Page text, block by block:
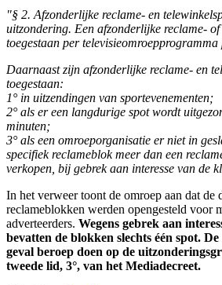
"§ 2. Afzonderlijke reclame- en
uitzondering. Een afzonderlijke reclame-
toegestaan per televisieomroepprogramma
Daarnaast zijn afzonderlijke reclame- en
toegestaan:
1° in uitzendingen van sportevenementen;
2° als er een langdurige spot wordt
minuten;
3° als een omroeporganisatie er niet in
specifiek reclameblok meer dan een
verkopen, bij gebrek aan interesse van de
In het verweer toont de omroep aan dat de
reclameblokken werden opengesteld voor
adverteerders. Wegens gebrek aan
bevatten de blokken slechts één spot.
geval beroep doen op de
tweede lid, 3°, van het Mediadecreet.